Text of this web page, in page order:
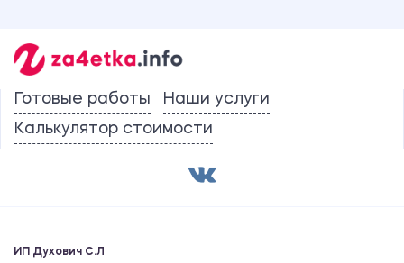
Готовые работы
Наши услуги
Калькулятор стоимости
ИП Духович С.Л